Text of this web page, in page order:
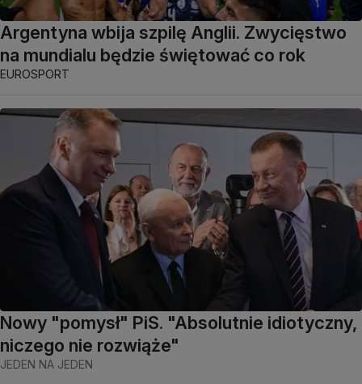
Argentyna wbija szpilę Anglii. Zwycięstwo
na mundialu będzie świętować co rok
EUROSPORT
Nowy "pomysł" PiS. "Absolutnie idiotyczny,
niczego nie rozwiąże"
JEDEN NA JEDEN